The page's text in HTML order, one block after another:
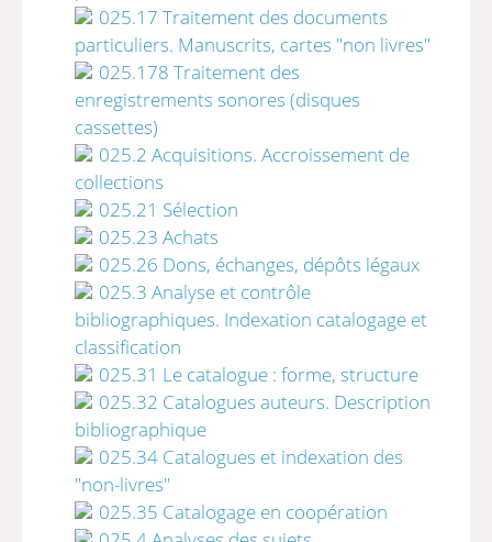
025.17 Traitement des documents
particuliers. Manuscrits, cartes "non livres"
025.178 Traitement des
enregistrements sonores (disques
cassettes)
025.2 Acquisitions. Accroissement de
collections
025.21 Sélection
025.23 Achats
025.26 Dons, échanges, dépôts légaux
025.3 Analyse et contrôle
bibliographiques. Indexation catalogage et
classification
025.31 Le catalogue : forme, structure
025.32 Catalogues auteurs. Description
bibliographique
025.34 Catalogues et indexation des
"non-livres"
025.35 Catalogage en coopération